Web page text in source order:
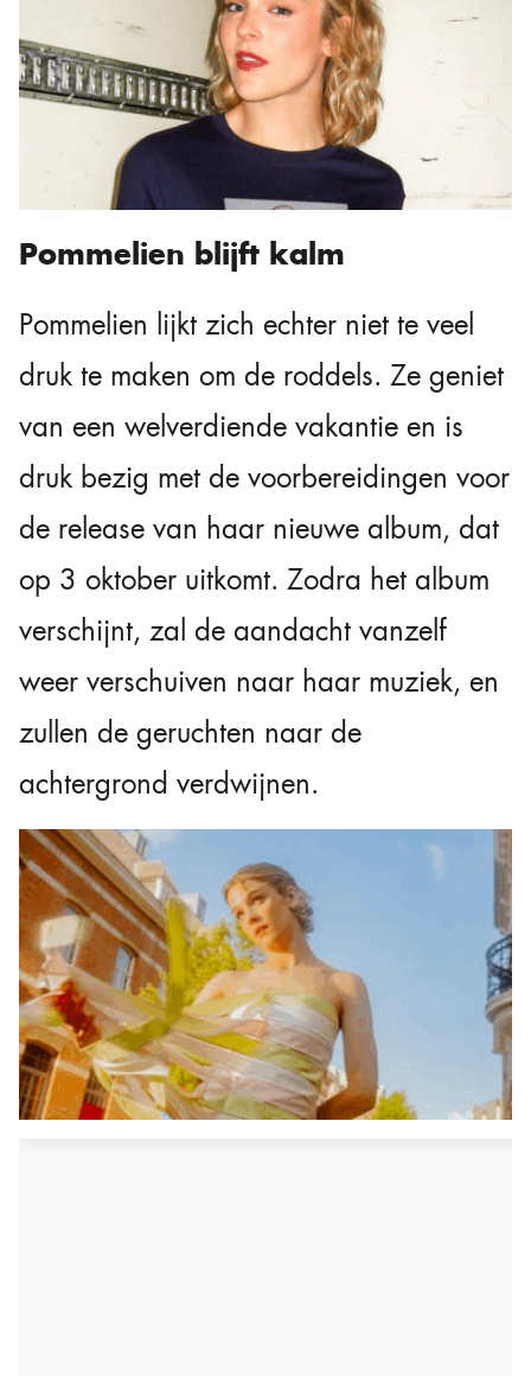
Pommelien blijft kalm
Pommelien lijkt zich echter niet te veel
druk te maken om de roddels. Ze geniet
van een welverdiende vakantie en is
druk bezig met de voorbereidingen voor
de release van haar nieuwe album, dat
op 3 oktober uitkomt. Zodra het album
verschijnt, zal de aandacht vanzelf
weer verschuiven naar haar muziek, en
zullen de geruchten naar de
achtergrond verdwijnen.